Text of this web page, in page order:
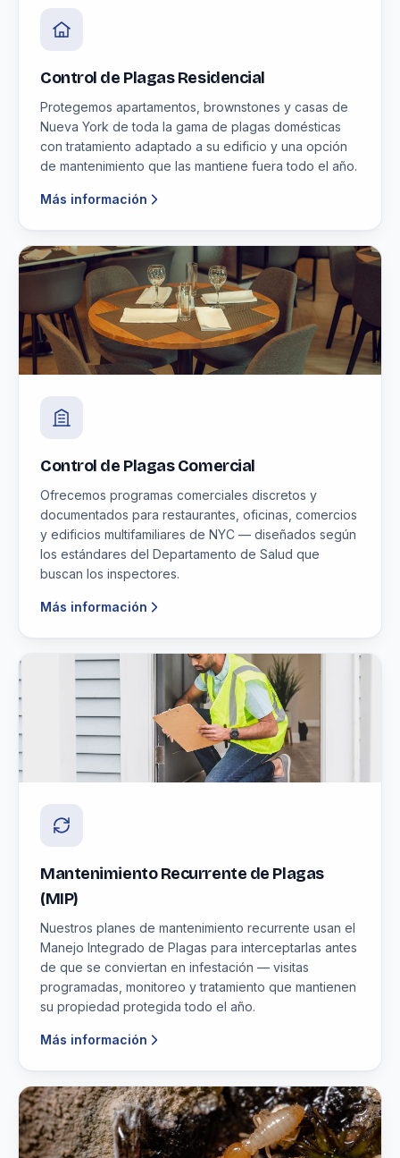
Control de Plagas Residencial
Protegemos apartamentos, brownstones y casas de
Nueva York de toda la gama de plagas domésticas
con tratamiento adaptado a su edificio y una opción
de mantenimiento que las mantiene fuera todo el año.
Más información
Control de Plagas Comercial
Ofrecemos programas comerciales discretos y
documentados para restaurantes, oficinas, comercios
y edificios multifamiliares de NYC — diseñados según
los estándares del Departamento de Salud que
buscan los inspectores.
Más información
Mantenimiento Recurrente de Plagas
(MIP)
Nuestros planes de mantenimiento recurrente usan el
Manejo Integrado de Plagas para interceptarlas antes
de que se conviertan en infestación — visitas
programadas, monitoreo y tratamiento que mantienen
su propiedad protegida todo el año.
Más información